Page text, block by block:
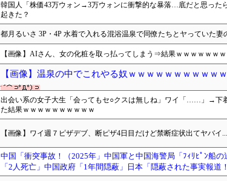
韓国人「株価43万ウォン→3万ウォンに衝撃的な暴落…底だと思った
起きた？
都月るいさ 3P・4P 水着で入れる混浴温泉で同僚たちとヤっていた妻
【画像】AIさん、女の化粧を取っ払ってしまう⇒結果ｗｗｗｗｗｗｗ
【画像】温泉の中でこれやる奴ｗｗｗｗｗｗｗｗｗｗ
出会い系の女子大生「会ってもセ○クスは無しね」ワイ「……」→下
た結果ｗｗｗｗｗｗｗｗｗｗ
【画像】ワイ週７ピザデブ、断ピザ4日目だけど禁断症状出てヤバイ
中国「衝突事故！（2025年」中国軍と中国海警局「ﾌｨﾘﾋﾟﾝ船
「2人死亡」中国政府「1年間隠蔽」日本「隠蔽された事実報道